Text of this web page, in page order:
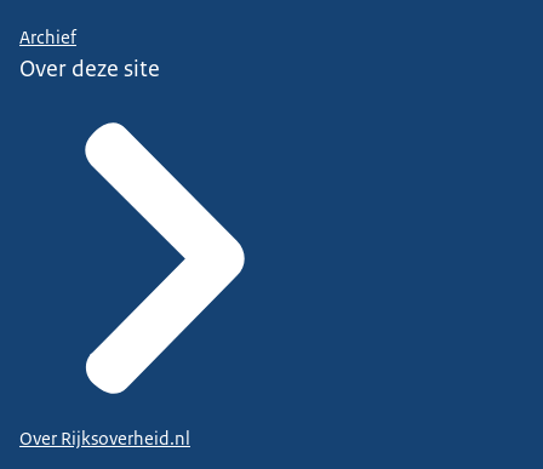
Archief
Over deze site
Over Rijksoverheid.nl